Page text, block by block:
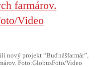
nový projekt “Buďnášfarmár”,
Foto:GlobusFoto/Video